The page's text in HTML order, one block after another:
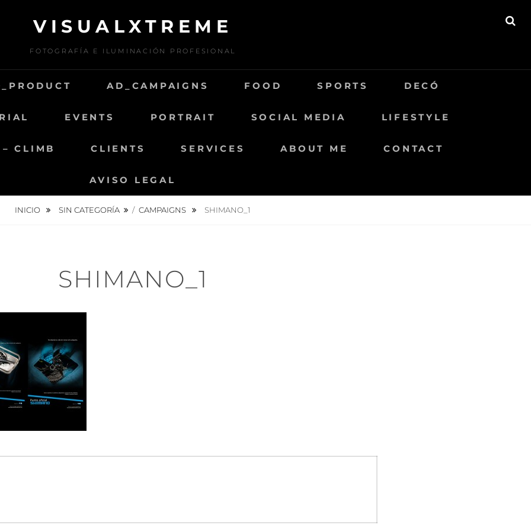
VISUALXTREME
FOTOGRAFÍA E ILUMINACIÓN PROFESIONAL
AD_CAMPAIGNS FOOD SPORTS DECÓ
EVENTS PORTRAIT SOCIAL MEDIA LIFESTYLE
CLIMB CLIENTS SERVICES ABOUT ME CONTACT
AVISO LEGAL
INICIO SIN CATEGORÍA / CAMPAIGNS SHIMANO_1
SHIMANO_1